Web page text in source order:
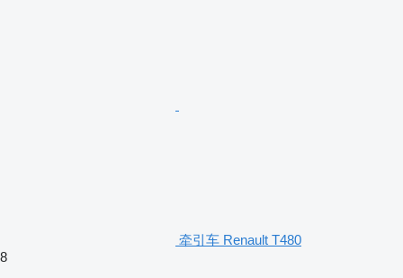
牵引车 Renault T480
8